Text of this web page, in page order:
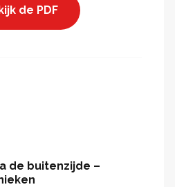
de PDF
de buitenzijde –